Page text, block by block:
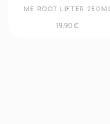
ME ROOT LIFTER 250ML
19,90€